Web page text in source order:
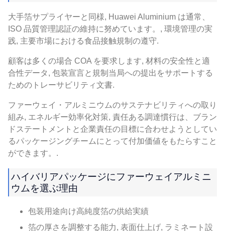
大手箔サプライヤーと同様, Huawei Aluminium は通常、
ISO 品質管理認証の維持に努めています。, 環境管理の実
践, 主要市場における食品接触規制の遵守.
顧客は多くの場合 COA を要求します, 材料の安全性と適
合性データ, 包装宣言と規制当局への提出をサポートする
ためのトレーサビリティ文書.
ファーウェイ・アルミニウムのサステナビリティへの取り
組み, エネルギー効率化対策, 責任ある調達慣行は、ブラン
ドステートメントと企業責任の目標に合わせようとしてい
るパッケージングチームにとって付加価値をもたらすこと
ができます。.
ハイバリアパッケージにファーウェイアルミニ
ウムを選ぶ理由
包装用途向け高純度箔の供給実績
箔の厚さを調整する能力, 表面仕上げ, ラミネート設